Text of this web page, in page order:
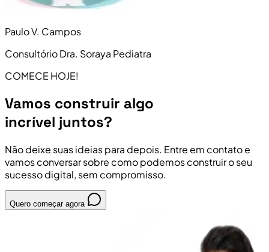
Paulo V. Campos
Consultório Dra. Soraya Pediatra
COMECE HOJE!
Vamos construir algo
incrível juntos?
Não deixe suas ideias para depois. Entre em contato e
vamos conversar sobre como podemos construir o seu
sucesso digital, sem compromisso.
Quero começar agora